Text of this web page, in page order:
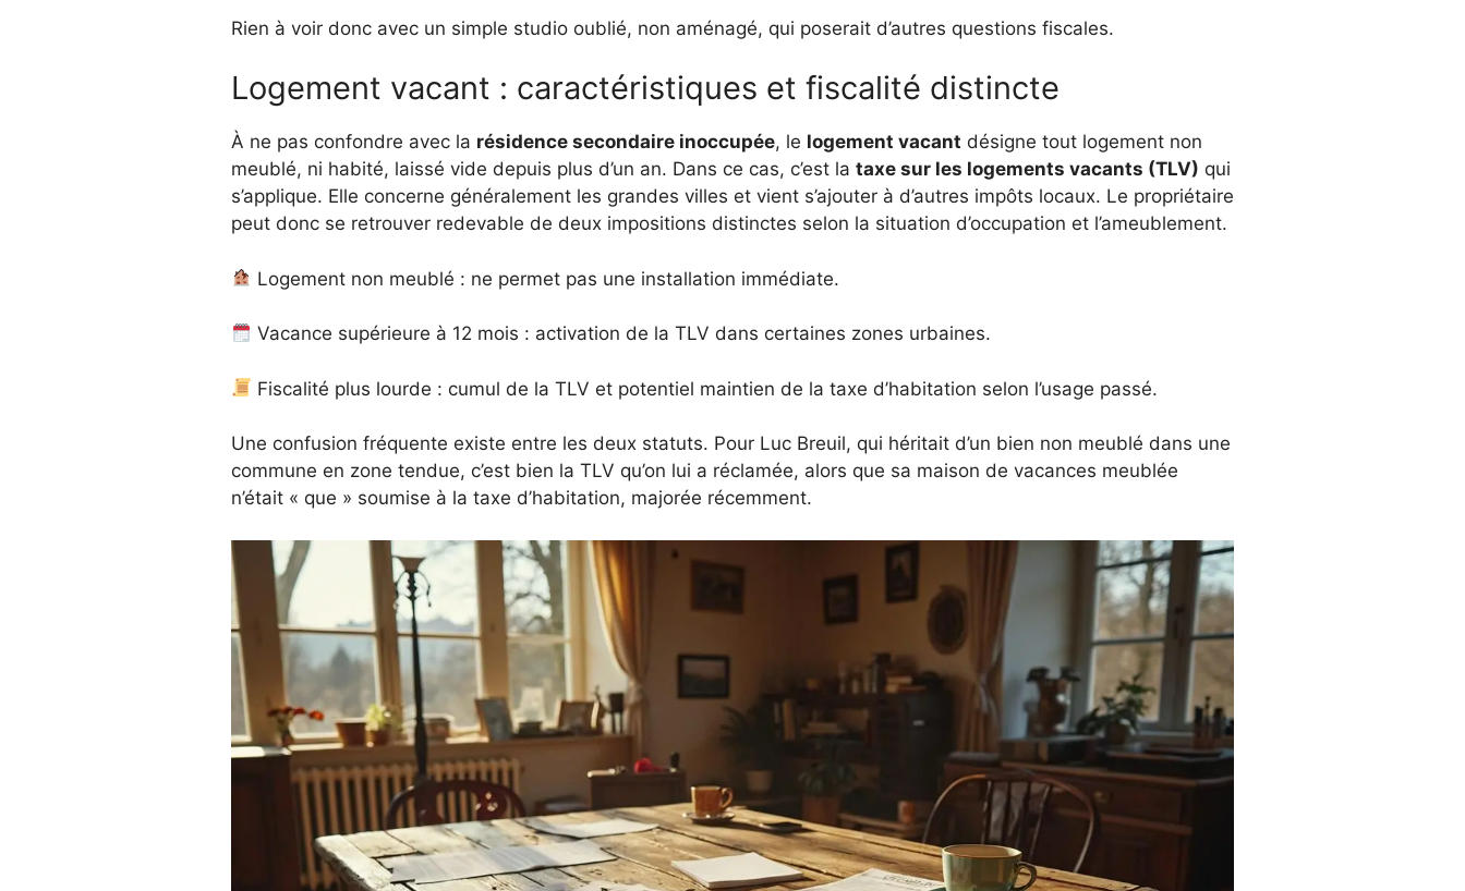
Rien à voir donc avec un simple studio oublié, non aménagé, qui poserait d’autres questions fiscales.
Logement vacant : caractéristiques et fiscalité distincte
À ne pas confondre avec la résidence secondaire inoccupée, le logement vacant désigne tout logement non
meublé, ni habité, laissé vide depuis plus d’un an. Dans ce cas, c’est la taxe sur les logements vacants (TLV) qui
s’applique. Elle concerne généralement les grandes villes et vient s’ajouter à d’autres impôts locaux. Le propriétaire
peut donc se retrouver redevable de deux impositions distinctes selon la situation d’occupation et l’ameublement.
Logement non meublé : ne permet pas une installation immédiate.
Vacance supérieure à 12 mois : activation de la TLV dans certaines zones urbaines.
Fiscalité plus lourde : cumul de la TLV et potentiel maintien de la taxe d’habitation selon l’usage passé.
Une confusion fréquente existe entre les deux statuts. Pour Luc Breuil, qui héritait d’un bien non meublé dans une
commune en zone tendue, c’est bien la TLV qu’on lui a réclamée, alors que sa maison de vacances meublée
n’était « que » soumise à la taxe d’habitation, majorée récemment.